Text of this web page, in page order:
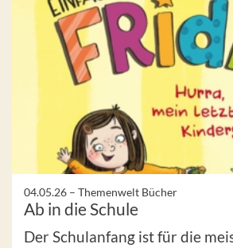
04.05.26 – Themenwelt Bücher
Ab in die Schule
Der Schulanfang ist für die